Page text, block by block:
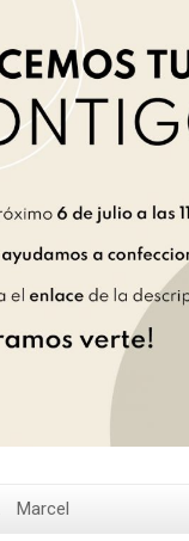
Marcel